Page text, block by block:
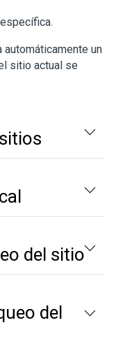
un
sitio actual se
del sitio
del